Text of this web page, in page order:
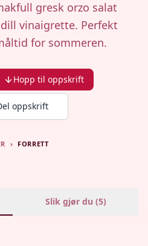
gresk orzo salat
vinaigrette. Perfekt
for sommeren.
Hopp til oppskrift
oppskrift
› FORRETT
Slik gjør du (5)